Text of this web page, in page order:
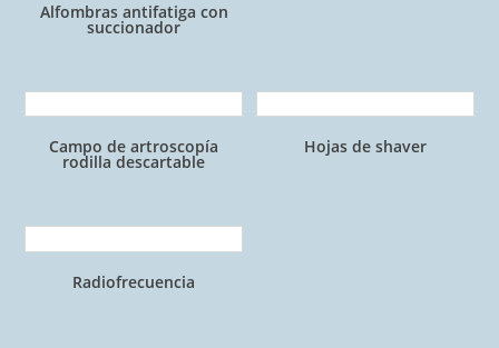
Alfombras antifatiga con
succionador
Campo de artroscopía
rodilla descartable
Hojas de shaver
Radiofrecuencia